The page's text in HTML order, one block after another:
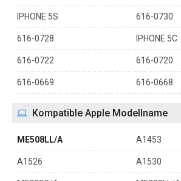
IPHONE 5S 616-0730
616-0728 IPHONE 5C
616-0722 616-0720
616-0669 616-0668
Kompatible Apple Modellname
ME508LL/A A1453
A1526 A1530